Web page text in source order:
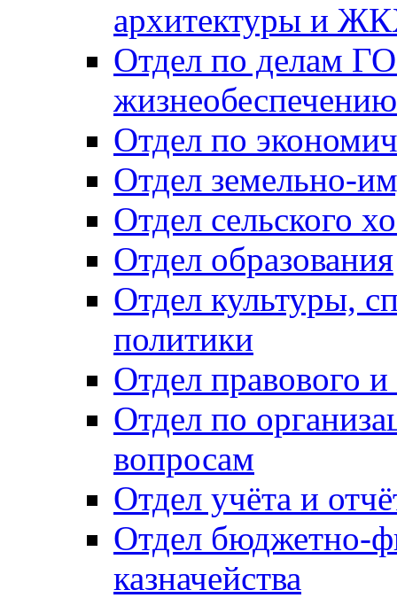
архитектуры и
Отдел по делам
Отдел по
Отдел земельно-
Отдел сельского
Отдел образования
Отдел культуры,
политики
Отдел правового
Отдел по
вопросам
Отдел учёта и
Отдел бюджетно-
казначейства